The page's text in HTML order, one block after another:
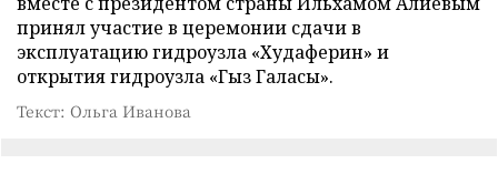
принял участие в церемонии сдачи в
эксплуатацию гидроузла «Худаферин» и
открытия гидроузла «Гыз Галасы».
Текст: Ольга Иванова